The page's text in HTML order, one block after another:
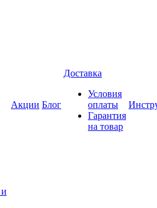
Акции Блог
Доставка
Условия
оплаты
Гарантия
на товар